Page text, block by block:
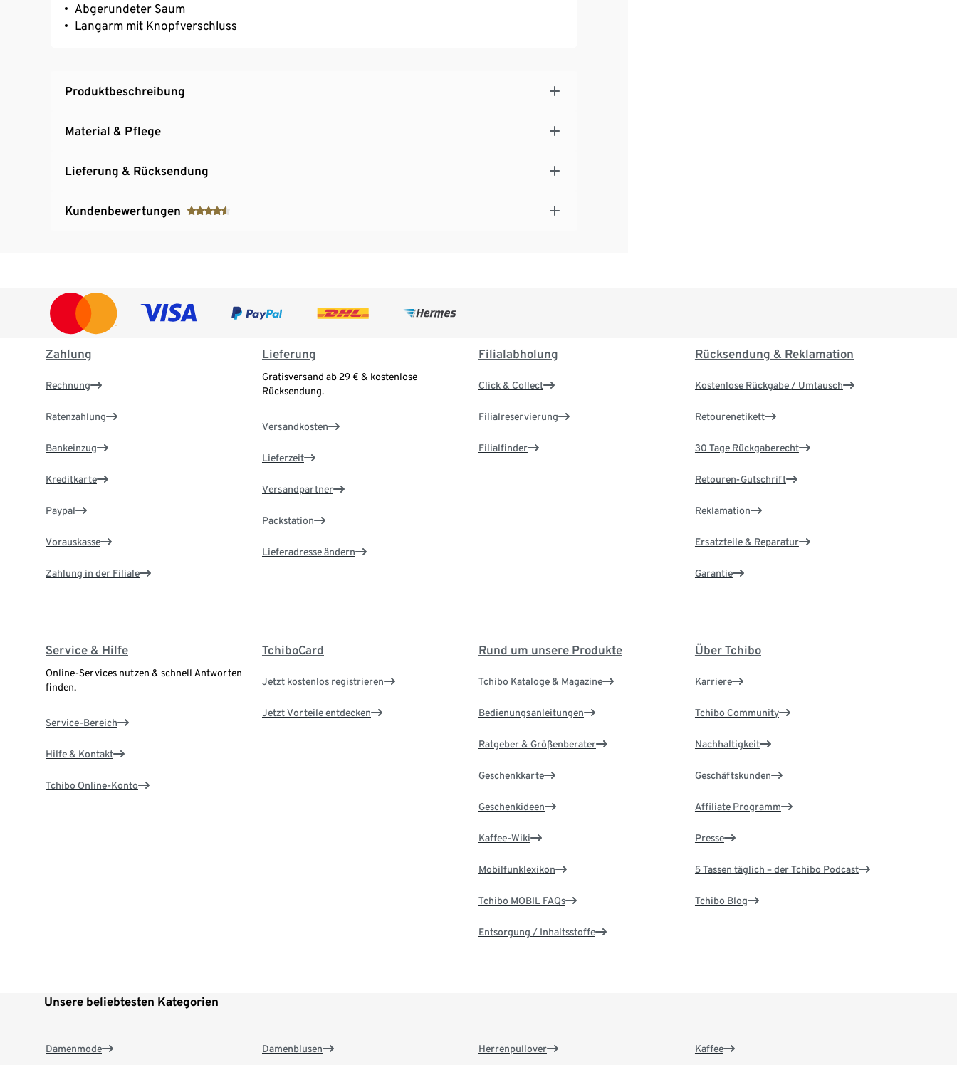
Abgerundeter Saum
Langarm mit Knopfverschluss
Produktbeschreibung
Material & Pflege
Lieferung & Rücksendung
Kundenbewertungen
Zahlung
Rechnung
Ratenzahlung
Bankeinzug
Kreditkarte
Paypal
Vorauskasse
Zahlung in der Filiale
Lieferung
Gratisversand ab 29 € & kostenlose
Rücksendung.
Versandkosten
Lieferzeit
Versandpartner
Packstation
Lieferadresse ändern
Filialabholung
Click & Collect
Filialreservierung
Filialfinder
Rücksendung & Reklamation
Kostenlose Rückgabe / Umtausch
Retourenetikett
30 Tage Rückgaberecht
Retouren-Gutschrift
Reklamation
Ersatzteile & Reparatur
Garantie
Service & Hilfe
Online-Services nutzen & schnell Antworten
finden.
Service-Bereich
Hilfe & Kontakt
Tchibo Online-Konto
TchiboCard
Jetzt kostenlos registrieren
Jetzt Vorteile entdecken
Rund um unsere Produkte
Tchibo Kataloge & Magazine
Bedienungsanleitungen
Ratgeber & Größenberater
Geschenkkarte
Geschenkideen
Kaffee-Wiki
Mobilfunklexikon
Tchibo MOBIL FAQs
Entsorgung / Inhaltsstoffe
Über Tchibo
Karriere
Tchibo Community
Nachhaltigkeit
Geschäftskunden
Affiliate Programm
Presse
5 Tassen täglich – der Tchibo Podcast
Tchibo Blog
Unsere beliebtesten Kategorien
Damenmode Damenblusen Herrenpullover Kaffee